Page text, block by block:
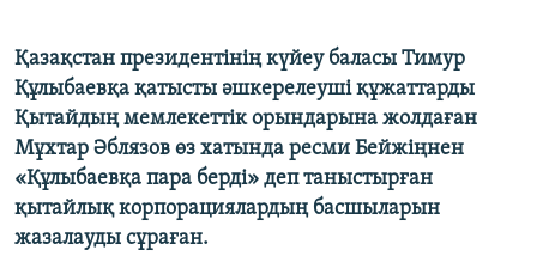
Қазақстан президентінің күйеу баласы Тимур
Құлыбаевқа қатысты әшкерелеуші құжаттарды
Қытайдың мемлекеттік орындарына жолдаған
Мұхтар Әблязов өз хатында ресми Бейжіңнен
«Құлыбаевқа пара берді» деп таныстырған
қытайлық корпорациялардың басшыларын
жазалауды сұраған.